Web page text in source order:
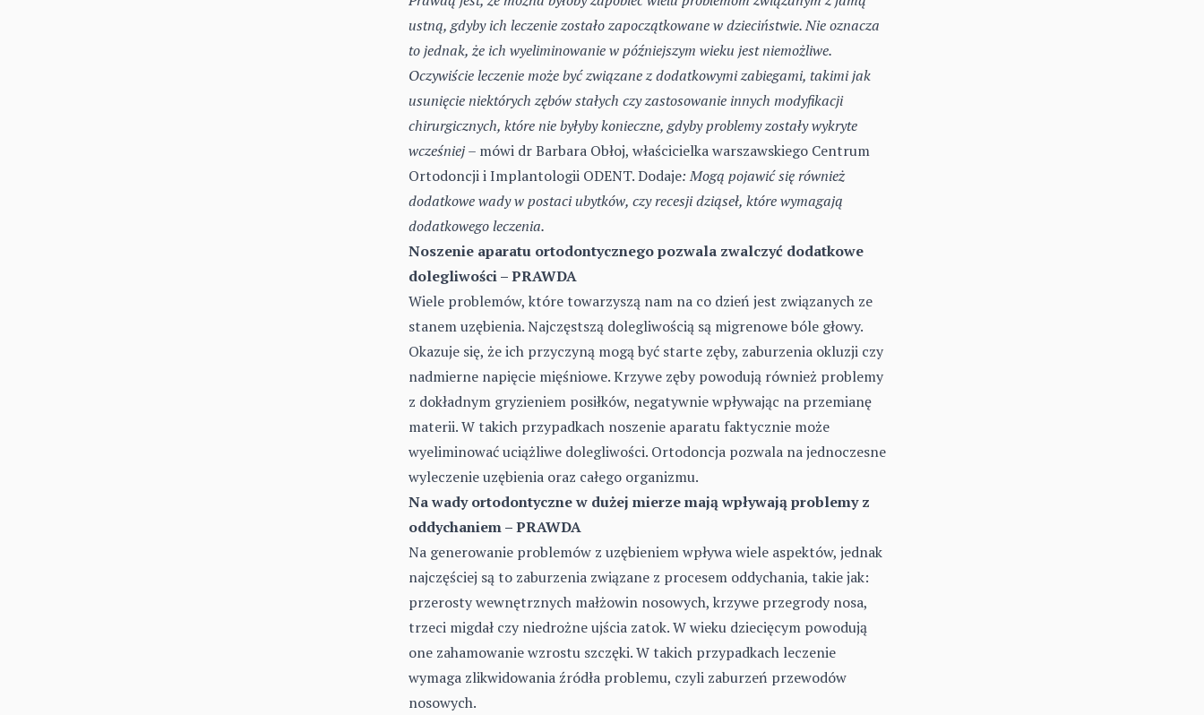
ustną, gdyby ich leczenie zostało zapoczątkowane w dzieciństwie. Nie oznacza
to jednak, że ich wyeliminowanie w późniejszym wieku jest niemożliwe.
Oczywiście leczenie może być związane z dodatkowymi zabiegami, takimi jak
usunięcie niektórych zębów stałych czy zastosowanie innych modyfikacji
chirurgicznych, które nie byłyby konieczne, gdyby problemy zostały wykryte
wcześniej– mówi dr Barbara Obłoj, właścicielka warszawskiego Centrum
Ortodoncji i Implantologii ODENT. Dodaje: Mogą pojawić się również
dodatkowe wady w postaci ubytków, czy recesji dziąseł, które wymagają
dodatkowego leczenia.
Noszenie aparatu ortodontycznego pozwala zwalczyć dodatkowe
dolegliwości – PRAWDA
Wiele problemów, które towarzyszą nam na co dzień jest związanych ze
stanem uzębienia. Najczęstszą dolegliwością są migrenowe bóle głowy.
Okazuje się, że ich przyczyną mogą być starte zęby, zaburzenia okluzji czy
nadmierne napięcie mięśniowe. Krzywe zęby powodują również problemy
z dokładnym gryzieniem posiłków, negatywnie wpływając na przemianę
materii. W takich przypadkach noszenie aparatu faktycznie może
wyeliminować uciążliwe dolegliwości. Ortodoncja pozwala na jednoczesne
wyleczenie uzębienia oraz całego organizmu.
Na wady ortodontyczne w dużej mierze mają wpływają problemy z
oddychaniem – PRAWDA
Na generowanie problemów z uzębieniem wpływa wiele aspektów, jednak
najczęściej są to zaburzenia związane z procesem oddychania, takie jak:
przerosty wewnętrznych małżowin nosowych, krzywe przegrody nosa,
trzeci migdał czy niedrożne ujścia zatok. W wieku dziecięcym powodują
one zahamowanie wzrostu szczęki. W takich przypadkach leczenie
wymaga zlikwidowania źródła problemu, czyli zaburzeń przewodów
nosowych.